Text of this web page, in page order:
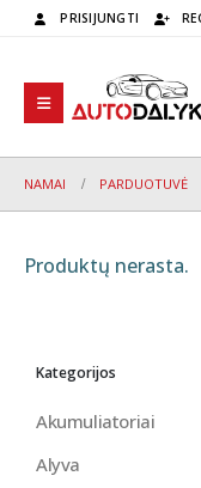
PRISIJUNGTI
NAMAI PARDUOTUVĖ
Produktų nerasta.
Kategorijos
Akumuliatoriai
Alyva